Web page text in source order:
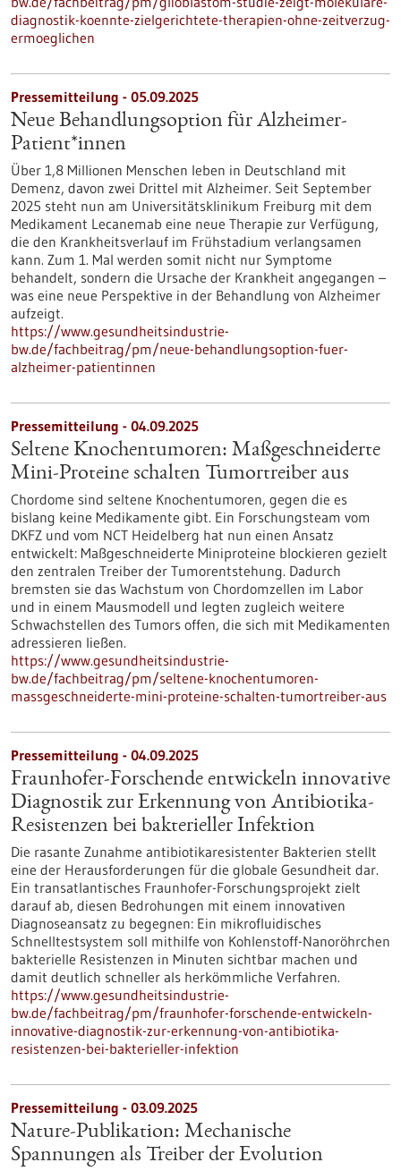
diagnostik-koennte-zielgerichtete-therapien-ohne-zeitverzug-
ermoeglichen
Pressemitteilung - 05.09.2025
Neue Behandlungsoption für Alzheimer-
Patient*innen
Über 1,8 Millionen Menschen leben in Deutschland mit
Demenz, davon zwei Drittel mit Alzheimer. Seit September
2025 steht nun am Universitätsklinikum Freiburg mit dem
Medikament Lecanemab eine neue Therapie zur Verfügung,
die den Krankheitsverlauf im Frühstadium verlangsamen
kann. Zum 1. Mal werden somit nicht nur Symptome
behandelt, sondern die Ursache der Krankheit angegangen –
was eine neue Perspektive in der Behandlung von Alzheimer
aufzeigt.
https://www.gesundheitsindustrie-
bw.de/fachbeitrag/pm/neue-behandlungsoption-fuer-
alzheimer-patientinnen
Pressemitteilung - 04.09.2025
Seltene Knochentumoren: Maßgeschneiderte
Mini-Proteine schalten Tumortreiber aus
Chordome sind seltene Knochentumoren, gegen die es
bislang keine Medikamente gibt. Ein Forschungsteam vom
DKFZ und vom NCT Heidelberg hat nun einen Ansatz
entwickelt: Maßgeschneiderte Miniproteine blockieren gezielt
den zentralen Treiber der Tumorentstehung. Dadurch
bremsten sie das Wachstum von Chordomzellen im Labor
und in einem Mausmodell und legten zugleich weitere
Schwachstellen des Tumors offen, die sich mit Medikamenten
adressieren ließen.
https://www.gesundheitsindustrie-
bw.de/fachbeitrag/pm/seltene-knochentumoren-
massgeschneiderte-mini-proteine-schalten-tumortreiber-aus
Pressemitteilung - 04.09.2025
Fraunhofer-Forschende entwickeln innovative
Diagnostik zur Erkennung von Antibiotika-
Resistenzen bei bakterieller Infektion
Die rasante Zunahme antibiotikaresistenter Bakterien stellt
eine der Herausforderungen für die globale Gesundheit dar.
Ein transatlantisches Fraunhofer-Forschungsprojekt zielt
darauf ab, diesen Bedrohungen mit einem innovativen
Diagnoseansatz zu begegnen: Ein mikrofluidisches
Schnelltestsystem soll mithilfe von Kohlenstoff-Nanoröhrchen
bakterielle Resistenzen in Minuten sichtbar machen und
damit deutlich schneller als herkömmliche Verfahren.
https://www.gesundheitsindustrie-
bw.de/fachbeitrag/pm/fraunhofer-forschende-entwickeln-
innovative-diagnostik-zur-erkennung-von-antibiotika-
resistenzen-bei-bakterieller-infektion
Pressemitteilung - 03.09.2025
Nature-Publikation: Mechanische
Spannungen als Treiber der Evolution